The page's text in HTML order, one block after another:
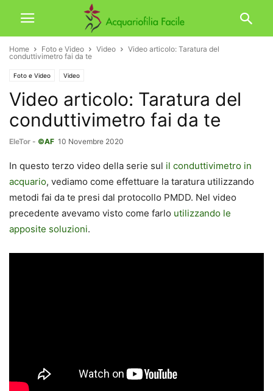
Home Foto e Video Video
Video articolo: Taratura del
conduttivimetro fai da te
Foto e Video Video
Video articolo: Taratura del
conduttivimetro fai da te
EleTor - ©AF 10 Novembre 2020
In questo terzo video della serie sul il conduttivimetro in
acquario, vediamo come effettuare la taratura utilizzando
metodi fai da te presi dal protocollo PMDD. Nel video
precedente avevamo visto come farlo utilizzando le
apposite soluzioni.